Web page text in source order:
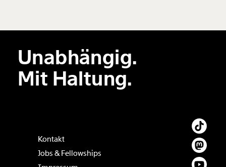
Der Inhalt dieses Feldes wird nicht öffentlich zugänglich angezeigt.
Unabhängig.
Mit Haltung.
Kontakt
Jobs & Fellowships